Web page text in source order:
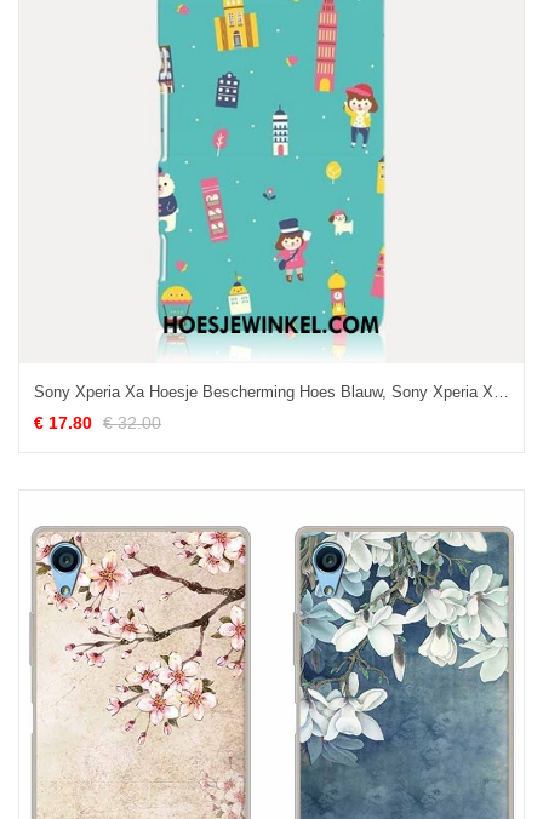
Sony Xperia Xa Hoesje Bescherming Hoes Blauw, Sony Xperia Xa Hoesje Zoet Mobiele Telefoon
€ 17.80 € 32.00